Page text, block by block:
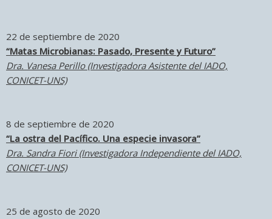
22 de septiembre de 2020
“Matas Microbianas: Pasado, Presente y Futuro”
Dra. Vanesa Perillo (Investigadora Asistente del IADO,
CONICET-UNS)
8 de septiembre de 2020
“La ostra del Pacífico. Una especie invasora”
Dra. Sandra Fiori (Investigadora Independiente del IADO,
CONICET-UNS)
25 de agosto de 2020